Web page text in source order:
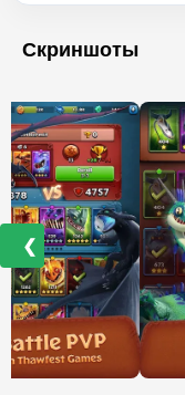
Скриншоты
❮